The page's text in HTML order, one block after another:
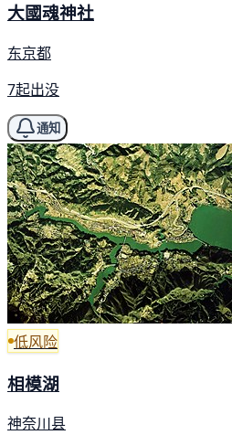
大國魂神社
东京都
7起出没
通知
低风险
相模湖
神奈川县